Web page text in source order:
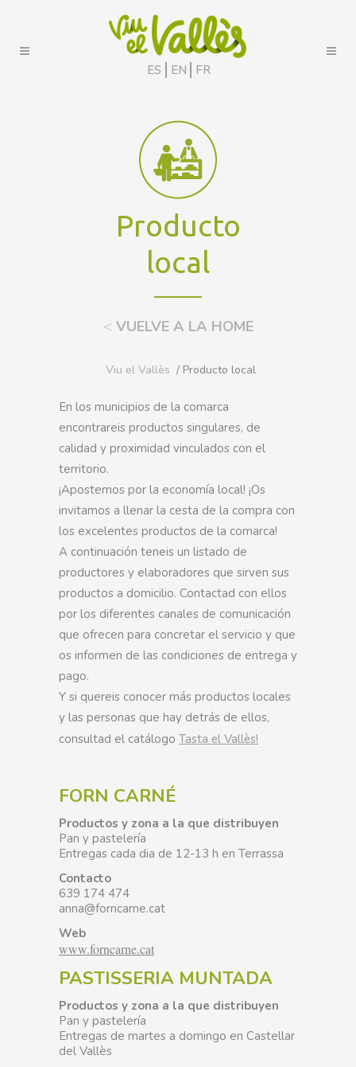
ES EN FR
Producto
local
< VUELVE A LA HOME
Viu el Vallès / Producto local
En los municipios de la comarca
encontrareis productos singulares, de
calidad y proximidad vinculados con el
territorio.
¡Apostemos por la economía local! ¡Os
invitamos a llenar la cesta de la compra con
los excelentes productos de la comarca!
A continuación teneis un listado de
productores y elaboradores que sirven sus
productos a domicilio. Contactad con ellos
por los diferentes canales de comunicación
que ofrecen para concretar el servicio y que
os informen de las condiciones de entrega y
pago.
Y si quereis conocer más productos locales
y las personas que hay detrás de ellos,
consultad el catálogo Tasta el Vallès!
FORN CARNÉ
Productos y zona a la que distribuyen
Pan y pastelería
Entregas cada dia de 12-13 h en Terrassa
Contacto
639 174 474
anna@forncarne.cat
Web
www.forncarne.cat
PASTISSERIA MUNTADA
Productos y zona a la que distribuyen
Pan y pastelería
Entregas de martes a domingo en Castellar
del Vallès